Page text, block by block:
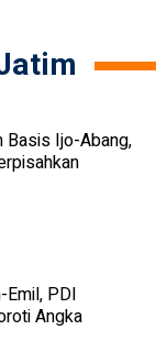
Basis Ijo-Abang,
Emil, PDI
Angka